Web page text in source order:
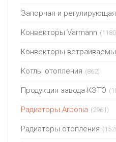
Запорная и
Конвекторы Varmann
Конвекторы
Котлы отопления (862)
Продукция завода КЗТО
Радиаторы Arbonia (2961)
Радиаторы отопления